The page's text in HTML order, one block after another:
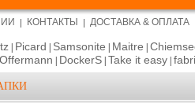
КОНТАКТЫ ДОСТАВКА & ОПЛАТА
Picard Samsonite Maitre
Offermann DockerS Take it easy